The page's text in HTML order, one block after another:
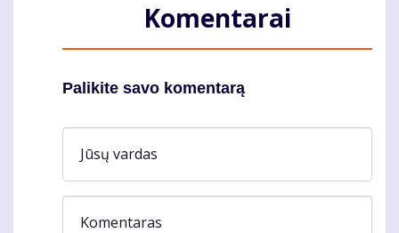
Komentarai
Palikite savo komentarą
Jūsų vardas
Komentaras